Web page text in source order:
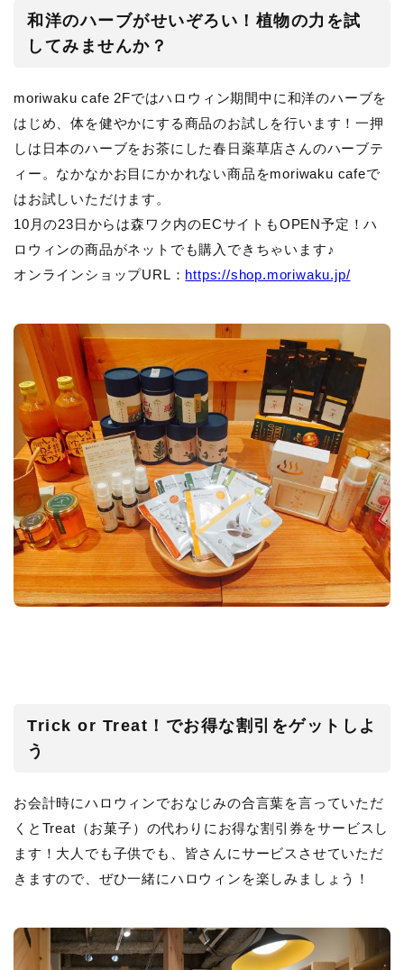
和洋のハーブがせいぞろい！植物の力を試
してみませんか？
moriwaku cafe 2Fではハロウィン期間中に和洋のハーブを
はじめ、体を健やかにする商品のお試しを行います！一押
しは日本のハーブをお茶にした春日薬草店さんのハーブテ
ィー。なかなかお目にかかれない商品をmoriwaku cafeで
はお試しいただけます。
10月の23日からは森ワク内のECサイトもOPEN予定！ハ
ロウィンの商品がネットでも購入できちゃいます♪
オンラインショップURL： https://shop.moriwaku.jp/
Trick or Treat！でお得な割引をゲットしよ
う
お会計時にハロウィンでおなじみの合言葉を言っていただ
くとTreat（お菓子）の代わりにお得な割引券をサービスし
ます！大人でも子供でも、皆さんにサービスさせていただ
きますので、ぜひ一緒にハロウィンを楽しみましょう！